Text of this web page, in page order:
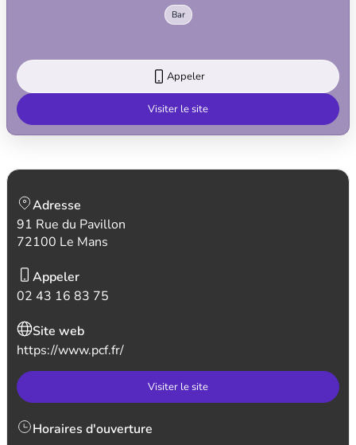
Bar
Appeler
Visiter le site
Adresse
91 Rue du Pavillon
72100 Le Mans
Appeler
02 43 16 83 75
Site web
https://www.pcf.fr/
Visiter le site
Horaires d'ouverture